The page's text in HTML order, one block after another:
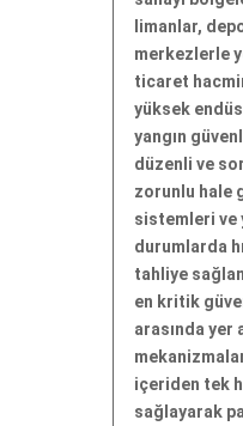
limanlar,
merkezlerle
ticaret
yüksek
yangın
düzenli ve
zorunlu hale
sistemleri ve
durumlarda
tahliye
en kritik
arasında yer
içeriden tek
sağlayarak